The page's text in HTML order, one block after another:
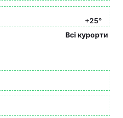
+25°
Всі курорти